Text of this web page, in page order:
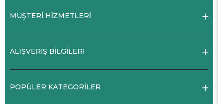
MÜŞTERİ HİZMETLERİ
ALIŞVERİŞ BİLGİLERİ
POPÜLER KATEGORİLER